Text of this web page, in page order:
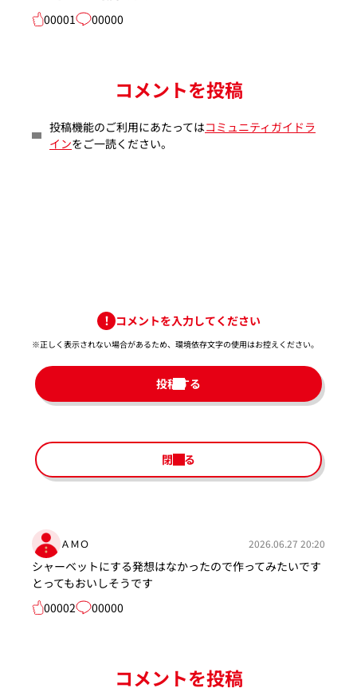
00001
00000
コメントを投稿
投稿機能のご利用にあたってはコミュニティガイドラ
インをご一読ください。
コメントを入力してください
※正しく表示されない場合があるため、環境依存文字の使用はお控えください。​
投稿する
閉じる
ＡＭＯ 2026.06.27 20:20
シャーベットにする発想はなかったので作ってみたいです
とってもおいしそうです
00002
00000
コメントを投稿